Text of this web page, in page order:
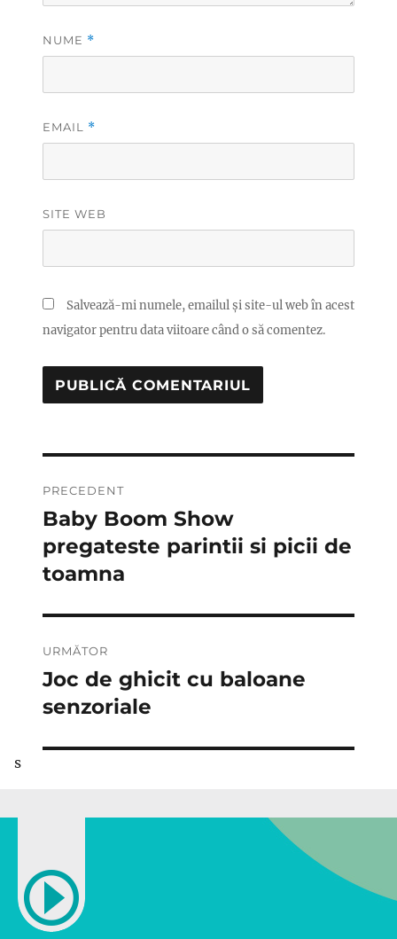
NUME *
EMAIL *
SITE WEB
Salvează-mi numele, emailul și site-ul web în acest
navigator pentru data viitoare când o să comentez.
în
articole
PRECEDENT
Articolul
anterior:
Baby Boom Show
pregateste parintii si picii de
toamna
URMĂTOR
Articolul
următor:
Joc de ghicit cu baloane
senzoriale
s